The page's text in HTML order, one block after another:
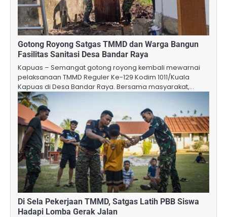
Gotong Royong Satgas TMMD dan Warga Bangun
Fasilitas Sanitasi Desa Bandar Raya
Kapuas – Semangat gotong royong kembali mewarnai
pelaksanaan TMMD Reguler Ke-129 Kodim 1011/Kuala
Kapuas di Desa Bandar Raya. Bersama masyarakat,…
Di Sela Pekerjaan TMMD, Satgas Latih PBB Siswa
Hadapi Lomba Gerak Jalan